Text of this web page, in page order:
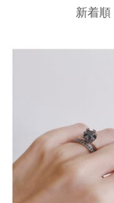
新着順